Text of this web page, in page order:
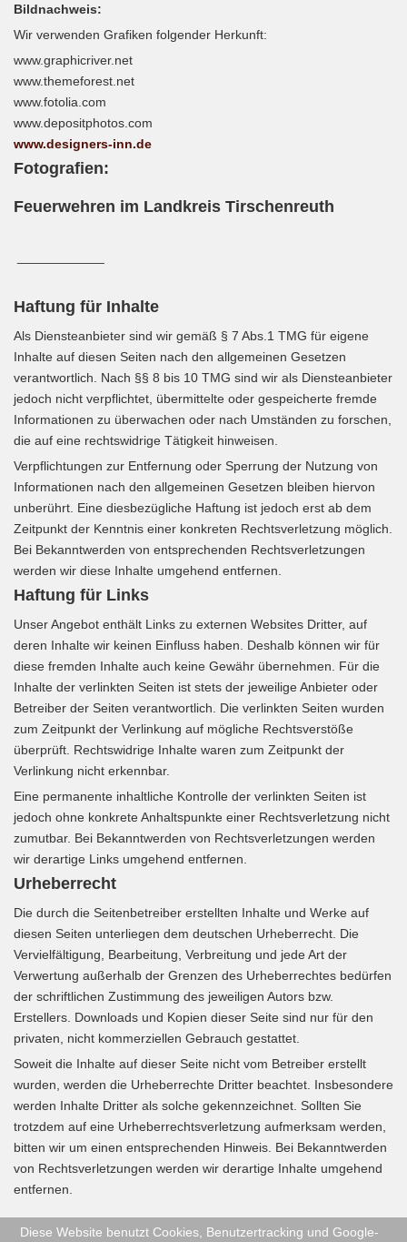
Bildnachweis:
Wir verwenden Grafiken folgender Herkunft:
www.graphicriver.net
www.themeforest.net
www.fotolia.com
www.depositphotos.com
www.designers-inn.de
Fotografien:
Feuerwehren im Landkreis Tirschenreuth
Haftung für Inhalte
Als Diensteanbieter sind wir gemäß § 7 Abs.1 TMG für eigene
Inhalte auf diesen Seiten nach den allgemeinen Gesetzen
verantwortlich. Nach §§ 8 bis 10 TMG sind wir als Diensteanbieter
jedoch nicht verpflichtet, übermittelte oder gespeicherte fremde
Informationen zu überwachen oder nach Umständen zu forschen,
die auf eine rechtswidrige Tätigkeit hinweisen.
Verpflichtungen zur Entfernung oder Sperrung der Nutzung von
Informationen nach den allgemeinen Gesetzen bleiben hiervon
unberührt. Eine diesbezügliche Haftung ist jedoch erst ab dem
Zeitpunkt der Kenntnis einer konkreten Rechtsverletzung möglich.
Bei Bekanntwerden von entsprechenden Rechtsverletzungen
werden wir diese Inhalte umgehend entfernen.
Haftung für Links
Unser Angebot enthält Links zu externen Websites Dritter, auf
deren Inhalte wir keinen Einfluss haben. Deshalb können wir für
diese fremden Inhalte auch keine Gewähr übernehmen. Für die
Inhalte der verlinkten Seiten ist stets der jeweilige Anbieter oder
Betreiber der Seiten verantwortlich. Die verlinkten Seiten wurden
zum Zeitpunkt der Verlinkung auf mögliche Rechtsverstöße
überprüft. Rechtswidrige Inhalte waren zum Zeitpunkt der
Verlinkung nicht erkennbar.
Eine permanente inhaltliche Kontrolle der verlinkten Seiten ist
jedoch ohne konkrete Anhaltspunkte einer Rechtsverletzung nicht
zumutbar. Bei Bekanntwerden von Rechtsverletzungen werden
wir derartige Links umgehend entfernen.
Urheberrecht
Die durch die Seitenbetreiber erstellten Inhalte und Werke auf
diesen Seiten unterliegen dem deutschen Urheberrecht. Die
Vervielfältigung, Bearbeitung, Verbreitung und jede Art der
Verwertung außerhalb der Grenzen des Urheberrechtes bedürfen
der schriftlichen Zustimmung des jeweiligen Autors bzw.
Erstellers. Downloads und Kopien dieser Seite sind nur für den
privaten, nicht kommerziellen Gebrauch gestattet.
Soweit die Inhalte auf dieser Seite nicht vom Betreiber erstellt
wurden, werden die Urheberrechte Dritter beachtet. Insbesondere
werden Inhalte Dritter als solche gekennzeichnet. Sollten Sie
trotzdem auf eine Urheberrechtsverletzung aufmerksam werden,
bitten wir um einen entsprechenden Hinweis. Bei Bekanntwerden
von Rechtsverletzungen werden wir derartige Inhalte umgehend
entfernen.
Diese Website benutzt Cookies, Benutzertracking und Google-